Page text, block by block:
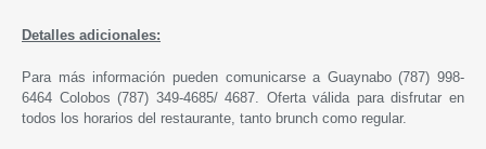
Detalles adicionales:
Para más información pueden comunicarse a Guaynabo (787) 998-
6464 Colobos (787) 349-4685/ 4687. Oferta válida para disfrutar en
todos los horarios del restaurante, tanto brunch como regular.